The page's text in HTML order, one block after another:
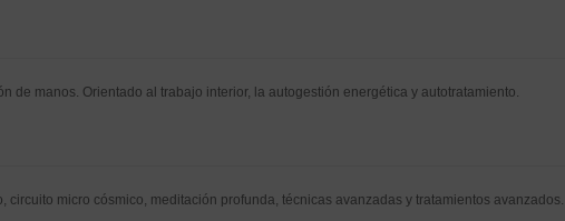
de manos. Orientado al trabajo interior, la autogestión energética y autotratamiento.
circuito micro cósmico, meditación profunda, técnicas avanzadas y tratamientos avanzados.